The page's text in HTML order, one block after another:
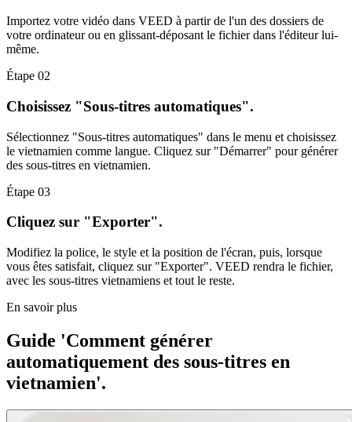
Importez votre vidéo dans VEED à partir de l'un des dossiers de
votre ordinateur ou en glissant-déposant le fichier dans l'éditeur lui-
même.
Étape 02
Choisissez "Sous-titres automatiques".
Sélectionnez "Sous-titres automatiques" dans le menu et choisissez
le vietnamien comme langue. Cliquez sur "Démarrer" pour générer
des sous-titres en vietnamien.
Étape 03
Cliquez sur "Exporter".
Modifiez la police, le style et la position de l'écran, puis, lorsque
vous êtes satisfait, cliquez sur "Exporter". VEED rendra le fichier,
avec les sous-titres vietnamiens et tout le reste.
En savoir plus
Guide 'Comment générer
automatiquement des sous-titres en
vietnamien'.